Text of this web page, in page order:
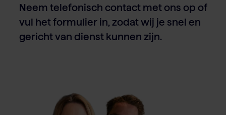
Neem telefonisch contact met ons op of
vul het formulier in, zodat wij je snel en
gericht van dienst kunnen zijn.